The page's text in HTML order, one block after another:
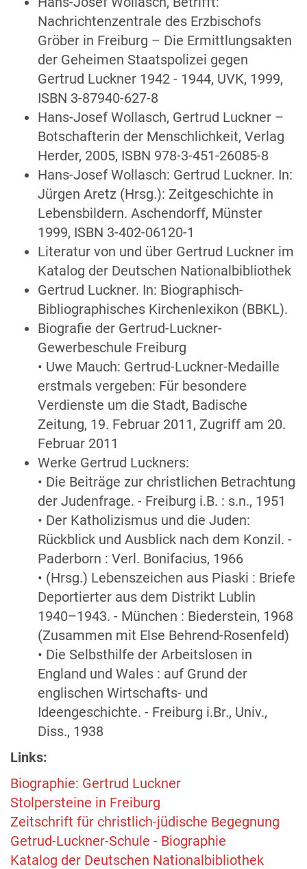
Nachrichtenzentrale des Erzbischofs
Gröber in Freiburg – Die Ermittlungsakten
der Geheimen Staatspolizei gegen
Gertrud Luckner 1942 - 1944, UVK, 1999,
ISBN 3-87940-627-8
Hans-Josef Wollasch, Gertrud Luckner –
Botschafterin der Menschlichkeit, Verlag
Herder, 2005, ISBN 978-3-451-26085-8
Hans-Josef Wollasch: Gertrud Luckner. In:
Jürgen Aretz (Hrsg.): Zeitgeschichte in
Lebensbildern. Aschendorff, Münster
1999, ISBN 3-402-06120-1
Literatur von und über Gertrud Luckner im
Katalog der Deutschen Nationalbibliothek
Gertrud Luckner. In: Biographisch-
Bibliographisches Kirchenlexikon (BBKL).
Biografie der Gertrud-Luckner-
Gewerbeschule Freiburg
• Uwe Mauch: Gertrud-Luckner-Medaille
erstmals vergeben: Für besondere
Verdienste um die Stadt, Badische
Zeitung, 19. Februar 2011, Zugriff am 20.
Februar 2011
Werke Gertrud Luckners:
• Die Beiträge zur christlichen Betrachtung
der Judenfrage. - Freiburg i.B. : s.n., 1951
• Der Katholizismus und die Juden:
Rückblick und Ausblick nach dem Konzil. -
Paderborn : Verl. Bonifacius, 1966
• (Hrsg.) Lebenszeichen aus Piaski : Briefe
Deportierter aus dem Distrikt Lublin
1940–1943. - München : Biederstein, 1968
(Zusammen mit Else Behrend-Rosenfeld)
• Die Selbsthilfe der Arbeitslosen in
England und Wales : auf Grund der
englischen Wirtschafts- und
Ideengeschichte. - Freiburg i.Br., Univ.,
Diss., 1938
Links:
Biographie: Gertrud Luckner
Stolpersteine in Freiburg
Zeitschrift für christlich-jüdische Begegnung
Getrud-Luckner-Schule - Biographie
Katalog der Deutschen Nationalbibliothek